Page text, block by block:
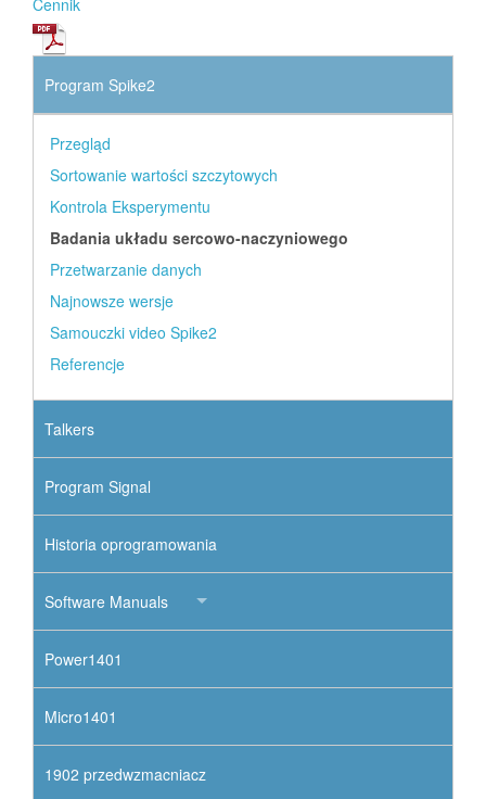
Program Spike2
Przegląd
Sortowanie wartości szczytowych
Kontrola Eksperymentu
Badania układu sercowo-naczyniowego
Przetwarzanie danych
Najnowsze wersje
Samouczki video Spike2
Referencje
Talkers
Program Signal
Historia oprogramowania
Software Manuals
Power1401
Micro1401
1902 przedwzmacniacz